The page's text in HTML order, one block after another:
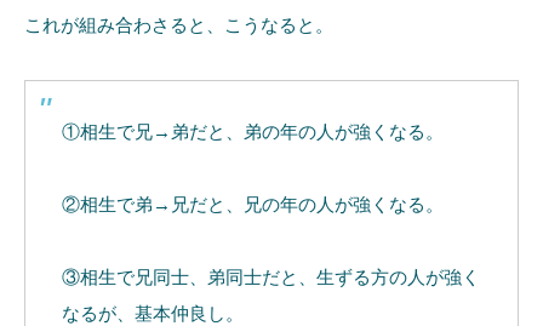
これが組み合わさると、こうなると。
①相生で兄→弟だと、弟の年の人が強くなる。
②相生で弟→兄だと、兄の年の人が強くなる。
③相生で兄同士、弟同士だと、生ずる方の人が強く
なるが、基本仲良し。